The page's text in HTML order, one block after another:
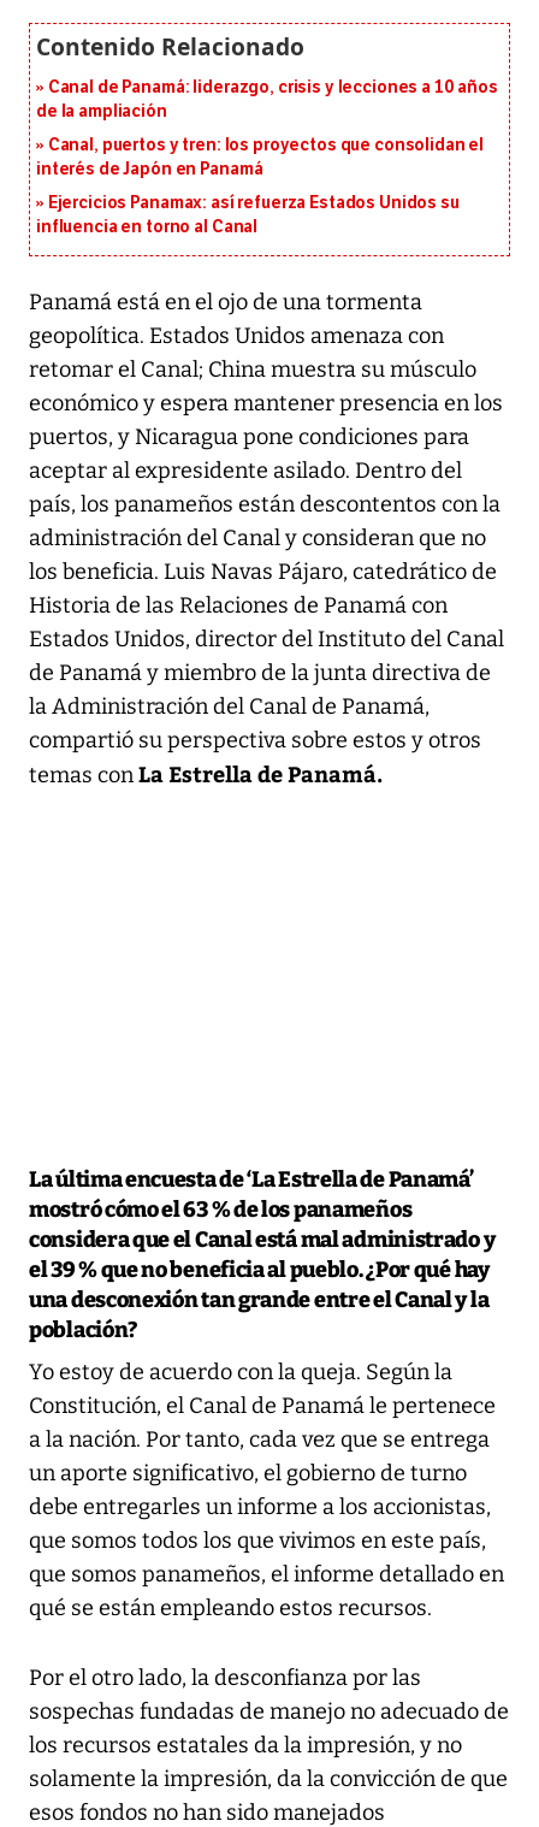
Canal de Panamá: liderazgo, crisis y lecciones a 10 años
de la ampliación
Canal, puertos y tren: los proyectos que consolidan el
interés de Japón en Panamá
Ejercicios Panamax: así refuerza Estados Unidos su
influencia en torno al Canal
Panamá está en el ojo de una tormenta
geopolítica. Estados Unidos amenaza con
retomar el Canal; China muestra su músculo
económico y espera mantener presencia en los
puertos, y Nicaragua pone condiciones para
aceptar al expresidente asilado. Dentro del
país, los panameños están descontentos con la
administración del Canal y consideran que no
los beneficia. Luis Navas Pájaro, catedrático de
Historia de las Relaciones de Panamá con
Estados Unidos, director del Instituto del Canal
de Panamá y miembro de la junta directiva de
la Administración del Canal de Panamá,
compartió su perspectiva sobre estos y otros
temas conLa Estrella de Panamá.
La última encuesta de ‘La Estrella de Panamá’
mostró cómo el 63 % de los panameños
considera que el Canal está mal administrado y
el 39 % que no beneficia al pueblo. ¿Por qué hay
una desconexión tan grande entre el Canal y la
población?
Yo estoy de acuerdo con la queja. Según la
Constitución, el Canal de Panamá le pertenece
a la nación. Por tanto, cada vez que se entrega
un aporte significativo, el gobierno de turno
debe entregarles un informe a los accionistas,
que somos todos los que vivimos en este país,
que somos panameños, el informe detallado en
qué se están empleando estos recursos.
Por el otro lado, la desconfianza por las
sospechas fundadas de manejo no adecuado de
los recursos estatales da la impresión, y no
solamente la impresión, da la convicción de que
esos fondos no han sido manejados